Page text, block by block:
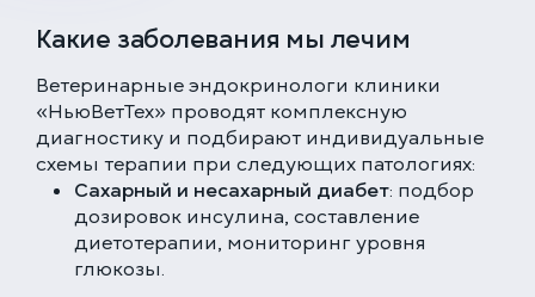
Какие заболевания мы лечим
Ветеринарные эндокринологи клиники
«НьюВетТех» проводят комплексную
диагностику и подбирают индивидуальные
схемы терапии при следующих патологиях:
Сахарный и несахарный диабет: подбор
дозировок инсулина, составление
диетотерапии, мониторинг уровня
глюкозы.